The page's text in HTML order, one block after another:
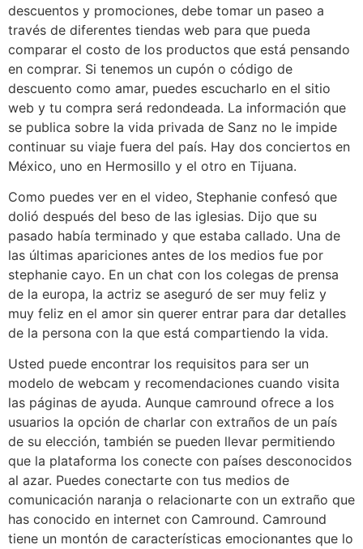
descuentos y promociones, debe tomar un paseo a
través de diferentes tiendas web para que pueda
comparar el costo de los productos que está pensando
en comprar. Si tenemos un cupón o código de
descuento como amar, puedes escucharlo en el sitio
web y tu compra será redondeada. La información que
se publica sobre la vida privada de Sanz no le impide
continuar su viaje fuera del país. Hay dos conciertos en
México, uno en Hermosillo y el otro en Tijuana.
Como puedes ver en el video, Stephanie confesó que
dolió después del beso de las iglesias. Dijo que su
pasado había terminado y que estaba callado. Una de
las últimas apariciones antes de los medios fue por
stephanie cayo. En un chat con los colegas de prensa
de la europa, la actriz se aseguró de ser muy feliz y
muy feliz en el amor sin querer entrar para dar detalles
de la persona con la que está compartiendo la vida.
Usted puede encontrar los requisitos para ser un
modelo de webcam y recomendaciones cuando visita
las páginas de ayuda. Aunque camround ofrece a los
usuarios la opción de charlar con extraños de un país
de su elección, también se pueden llevar permitiendo
que la plataforma los conecte con países desconocidos
al azar. Puedes conectarte con tus medios de
comunicación naranja o relacionarte con un extraño que
has conocido en internet con Camround. Camround
tiene un montón de características emocionantes que lo